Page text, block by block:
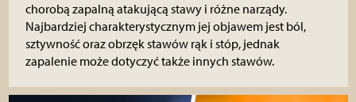
chorobą zapalną atakującą stawy i różne narządy.
Najbardziej charakterystycznym jej objawem jest ból,
sztywność oraz obrzęk stawów rąk i stóp, jednak
zapalenie może dotyczyć także innych stawów.